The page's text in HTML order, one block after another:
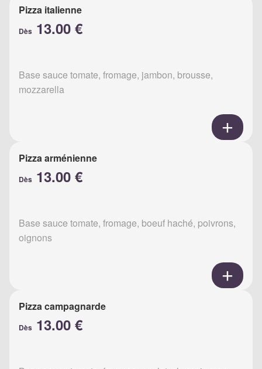
Pizza italienne
Dès 13.00 €
Base sauce tomate, fromage, jambon, brousse,
mozzarella
Pizza arménienne
Dès 13.00 €
Base sauce tomate, fromage, boeuf haché, poivrons,
oignons
Pizza campagnarde
Dès 13.00 €